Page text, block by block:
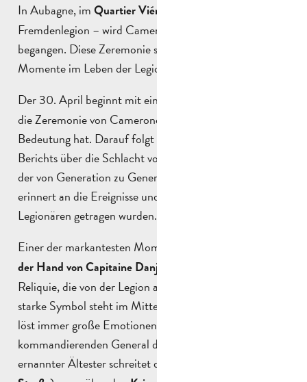
In Aubagne, im Quartier Viénot
Fremdenlegion – wird Camerone jedes Jahr feierlich
begangen. Diese Zeremonie stellt einen der wichtigsten
Momente im Leben der Legionäre dar.
Der 30. April beginnt mit einem
die Zeremonie von Camerone eine ganz besondere
Bedeutung hat. Darauf folgt die offizielle Verlesung des
Berichts über die Schlacht von Camerone. Dieser Text,
der von Generation zu Generation weitergegeben wird,
erinnert an die Ereignisse und die Werte, die von den
Legionären getragen wurden.
Einer der markantesten Momente ist die
der Hand von Capitaine Danjou
Reliquie, die von der Legion aufbewahrt wird. Dieses
starke Symbol steht im Mittelpunkt der Zeremonie und
löst immer große Emotionen aus. Ein vom
kommandierenden General der Fremdenlegion
ernannter Ältester schreitet die